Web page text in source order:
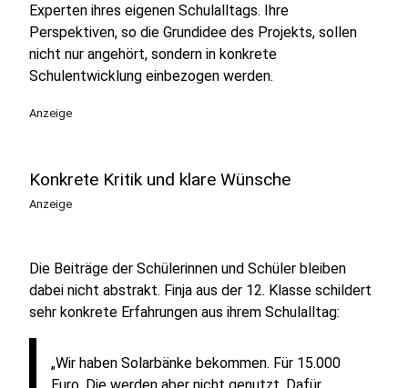
Experten ihres eigenen Schulalltags. Ihre
Perspektiven, so die Grundidee des Projekts, sollen
nicht nur angehört, sondern in konkrete
Schulentwicklung einbezogen werden.
Anzeige
Konkrete Kritik und klare Wünsche
Anzeige
Die Beiträge der Schülerinnen und Schüler bleiben
dabei nicht abstrakt. Finja aus der 12. Klasse schildert
sehr konkrete Erfahrungen aus ihrem Schulalltag:
„Wir haben Solarbänke bekommen. Für 15.000
Euro. Die werden aber nicht genutzt. Dafür